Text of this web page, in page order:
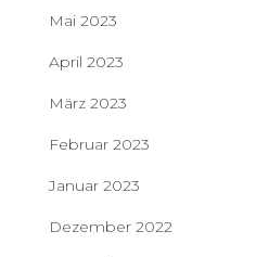
Mai 2023
April 2023
März 2023
Februar 2023
Januar 2023
Dezember 2022